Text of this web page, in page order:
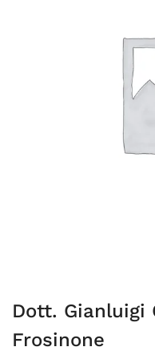
Dott. Gianluigi
Frosinone